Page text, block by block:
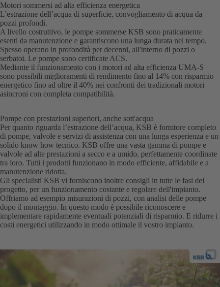
Motori sommersi ad alta efficienza energetica
L’estrazione dell’acqua di superficie, convogliamento di acqua da
pozzi profondi.
A livello costruttivo, le pompe sommerse KSB sono praticamente
esenti da manutenzione e garantiscono una lunga durata nel tempo.
Spesso operano in profondità per decenni, all'interno di pozzi o
serbatoi. Le pompe sono certificate ACS.
Mediante il funzionamento con i motori ad alta efficienza UMA-S
sono possibili miglioramenti di rendimento fino al 14% con risparmio
energetico fino ad oltre il 40% nei confronti dei tradizionali motori
asincroni con completa compatibilità.
Pompe con prestazioni superiori, anche sott'acqua
Per quanto riguarda l’estrazione dell’acqua, KSB è fornitore completo
di pompe, valvole e servizi di assistenza con una lunga esperienza e un
solido know how tecnico. KSB offre una vasta gamma di pompe e
valvole ad alte prestazioni a secco e a umido, perfettamente coordinate
tra loro. Tutti i prodotti funzionano in modo efficiente, affidabile e a
manutenzione ridotta.
Gli specialisti KSB vi forniscono inoltre consigli in tutte le fasi del
progetto, per un funzionamento costante e regolare dell'impianto.
Offriamo ad esempio misurazioni di pozzi, con analisi delle pompe
dopo il montaggio. In questo modo è possibile riconoscere e
implementare rapidamente eventuali potenziali di risparmio. E ridurre i
costi energetici utilizzando in modo ottimale il vostro impianto.